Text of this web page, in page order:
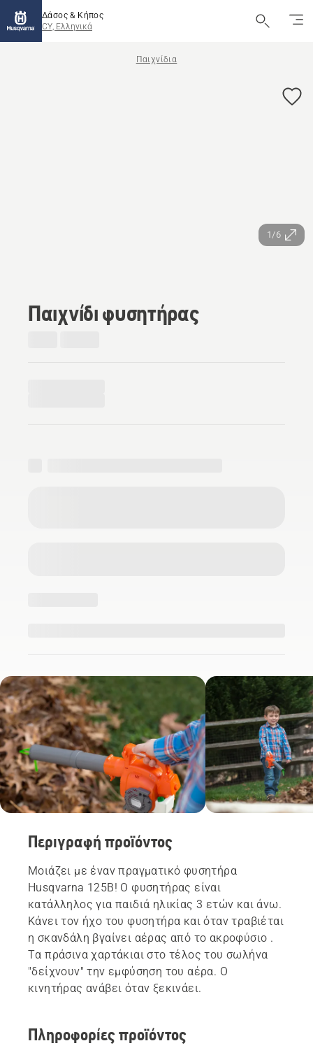
Δάσος & Κήπος
CY, Ελληνικά
Παιχνίδια
1/6
Παιχνίδι φυσητήρας
Περιγραφή προϊόντος
Μοιάζει με έναν πραγματικό φυσητήρα
Husqvarna 125B! Ο φυσητήρας είναι
κατάλληλος για παιδιά ηλικίας 3 ετών και άνω.
Κάνει τον ήχο του φυσητήρα και όταν τραβιέται
η σκανδάλη βγαίνει αέρας από το ακροφύσιο .
Τα πράσινα χαρτάκιαι στο τέλος του σωλήνα
"δείχνουν" την εμφύσηση του αέρα. Ο
κινητήρας ανάβει όταν ξεκινάει.
Πληροφορίες προϊόντος